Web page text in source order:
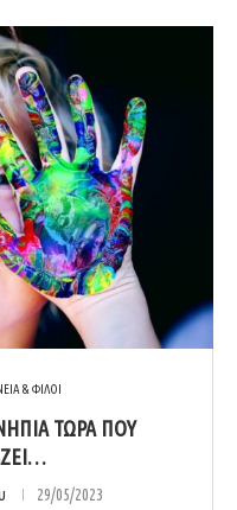
& ΦΙΛΟΙ
ΤΩΡΑ ΠΟΥ
29/05/2023